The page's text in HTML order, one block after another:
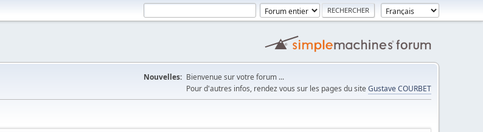
Nouvelles: Bienvenue sur votre forum ...
Pour d'autres infos, rendez vous sur les pages du site Gustave COURBET